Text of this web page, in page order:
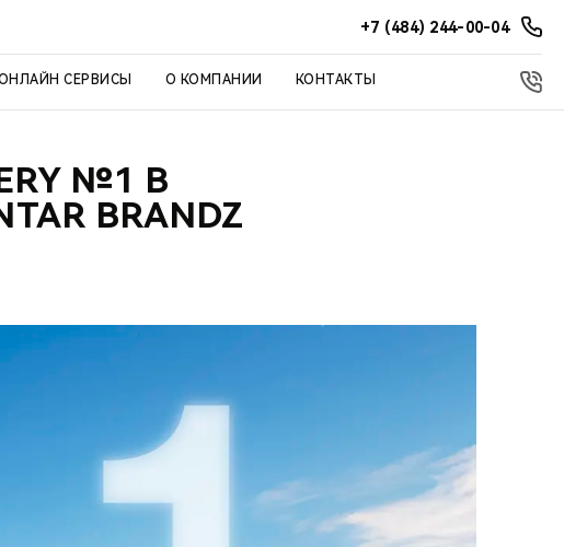
+7 (484) 244-00-04
СЕРВИСЫ О КОМПАНИИ КОНТАКТЫ
№1 В
BRANDZ